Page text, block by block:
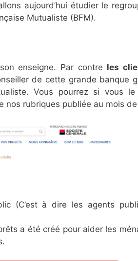
aujourd’hui étudier le
Mutualiste (BFM).
enseigne. Par contre les
de cette grande banque
Vous pourrez si vous
nos rubriques publiée au mois
(C’est à dire les agents
a été créé pour aider les